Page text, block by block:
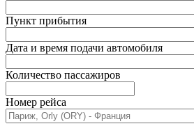
Пункт прибытия
Дата и время подачи автомобиля
Количество пассажиров
Номер рейса